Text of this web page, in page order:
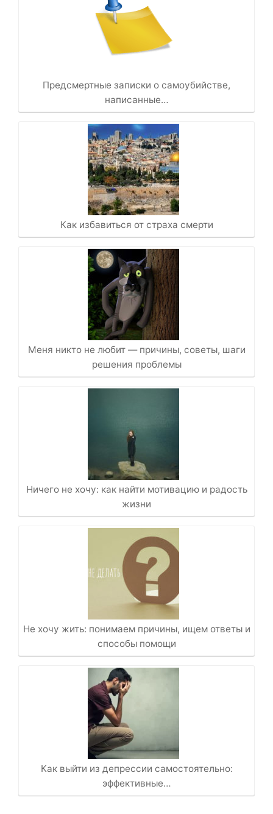
Предсмертные записки о самоубийстве,
написанные…
Как избавиться от страха смерти
Меня никто не любит — причины, советы, шаги
решения проблемы
Ничего не хочу: как найти мотивацию и радость
жизни
Не хочу жить: понимаем причины, ищем ответы и
способы помощи
Как выйти из депрессии самостоятельно:
эффективные…